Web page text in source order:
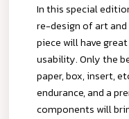
In this special
re-design of art
piece will have
usability. Only the
paper, box, insert,
endurance, and a
components will